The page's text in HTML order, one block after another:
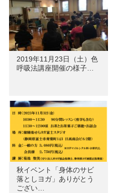
2019年11月23日（土）色
呼吸法講座開催の様子…
秋イベント「身体のサビ
落としヨガ」ありがとう
ござい…